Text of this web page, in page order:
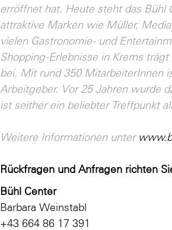
erröffnet hat. Heute steht das Bühl
attraktive Marken wie Müller,
vielen Gastronomie- und
Shopping-Erlebnisse in Krems
bei. Mit rund 350 MitarbeiterInnen
Arbeitgeber. Vor 25 Jahren wurde
ist seither ein beliebter Treffpunkt
Weitere Informationen unter
Rückfragen und Anfragen richten
Bühl Center
Barbara Weinstabl
+43 664 86 17 391